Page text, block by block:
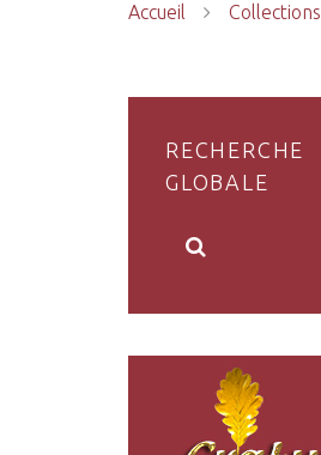
Accueil Collections
RECHERCHE
GLOBALE